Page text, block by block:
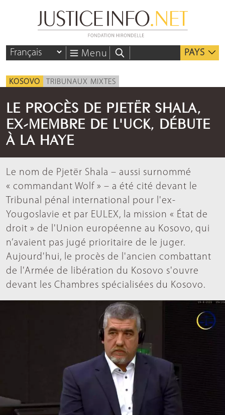
Menu PAYS
KOSOVO TRIBUNAUX MIXTES
LE PROCÈS DE PJETËR SHALA,
EX-MEMBRE DE L'UCK, DÉBUTE
À LA HAYE
Le nom de Pjetër Shala – aussi surnommé
« commandant Wolf » – a été cité devant le
Tribunal pénal international pour l'ex-
Yougoslavie et par EULEX, la mission « État de
droit » de l'Union européenne au Kosovo, qui
n’avaient pas jugé prioritaire de le juger.
Aujourd'hui, le procès de l'ancien combattant
de l'Armée de libération du Kosovo s'ouvre
devant les Chambres spécialisées du Kosovo.